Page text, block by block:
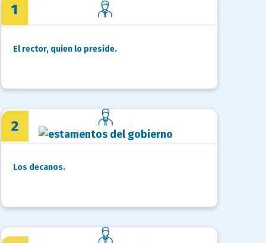
1
El rector, quien lo preside.
2
Los decanos.